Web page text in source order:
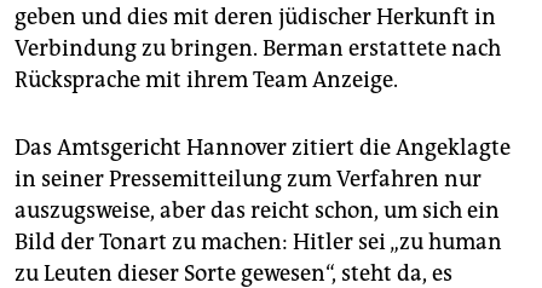
geben und dies mit deren jüdischer Herkunft in
Verbindung zu bringen. Berman erstattete nach
Rücksprache mit ihrem Team Anzeige.
Das Amtsgericht Hannover zitiert die Angeklagte
in seiner Pressemitteilung zum Verfahren nur
auszugsweise, aber das reicht schon, um sich ein
Bild der Tonart zu machen: Hitler sei „zu human
zu Leuten dieser Sorte gewesen“, steht da, es